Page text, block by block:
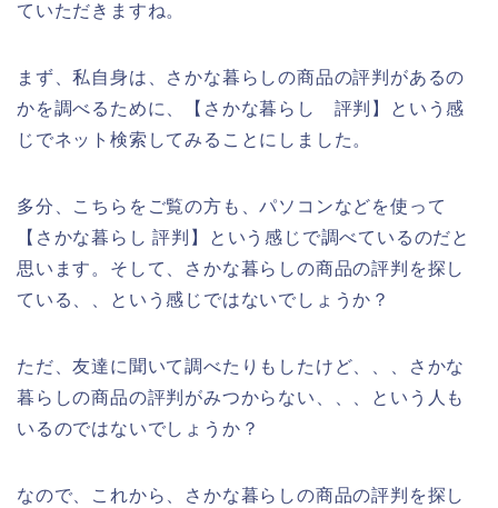
ていただきますね。
まず、私自身は、さかな暮らしの商品の評判があるの
かを調べるために、【さかな暮らし 評判】という感
じでネット検索してみることにしました。
多分、こちらをご覧の方も、パソコンなどを使って
【さかな暮らし 評判】という感じで調べているのだと
思います。そして、さかな暮らしの商品の評判を探し
ている、、という感じではないでしょうか？
ただ、友達に聞いて調べたりもしたけど、、、さかな
暮らしの商品の評判がみつからない、、、という人も
いるのではないでしょうか？
なので、これから、さかな暮らしの商品の評判を探し